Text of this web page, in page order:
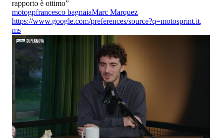
rapporto è ottimo”
motogpfrancesco bagnaiaMarc Marquez
https://www.google.com/preferences/source?q=motosprint.it,
ms